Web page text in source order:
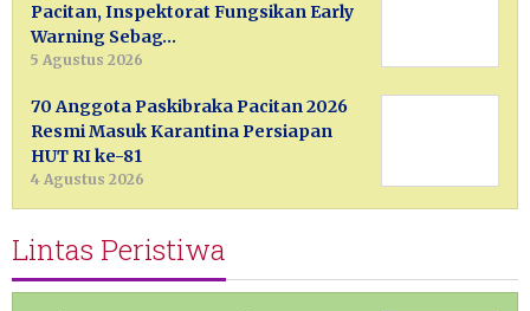
Pacitan, Inspektorat Fungsikan Early
Warning Sebag…
5 Agustus 2026
70 Anggota Paskibraka Pacitan 2026
Resmi Masuk Karantina Persiapan
HUT RI ke-81
4 Agustus 2026
Lintas Peristiwa